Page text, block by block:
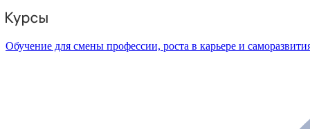
Обучение для смены профессии, роста в карьере и